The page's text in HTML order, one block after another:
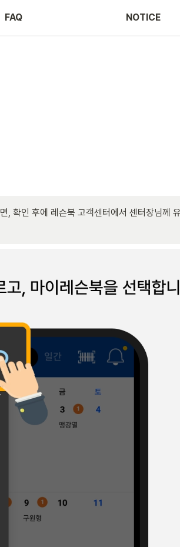
FAQ NOTICE
확인 후에 레슨북 고객센터에서 센터장님께